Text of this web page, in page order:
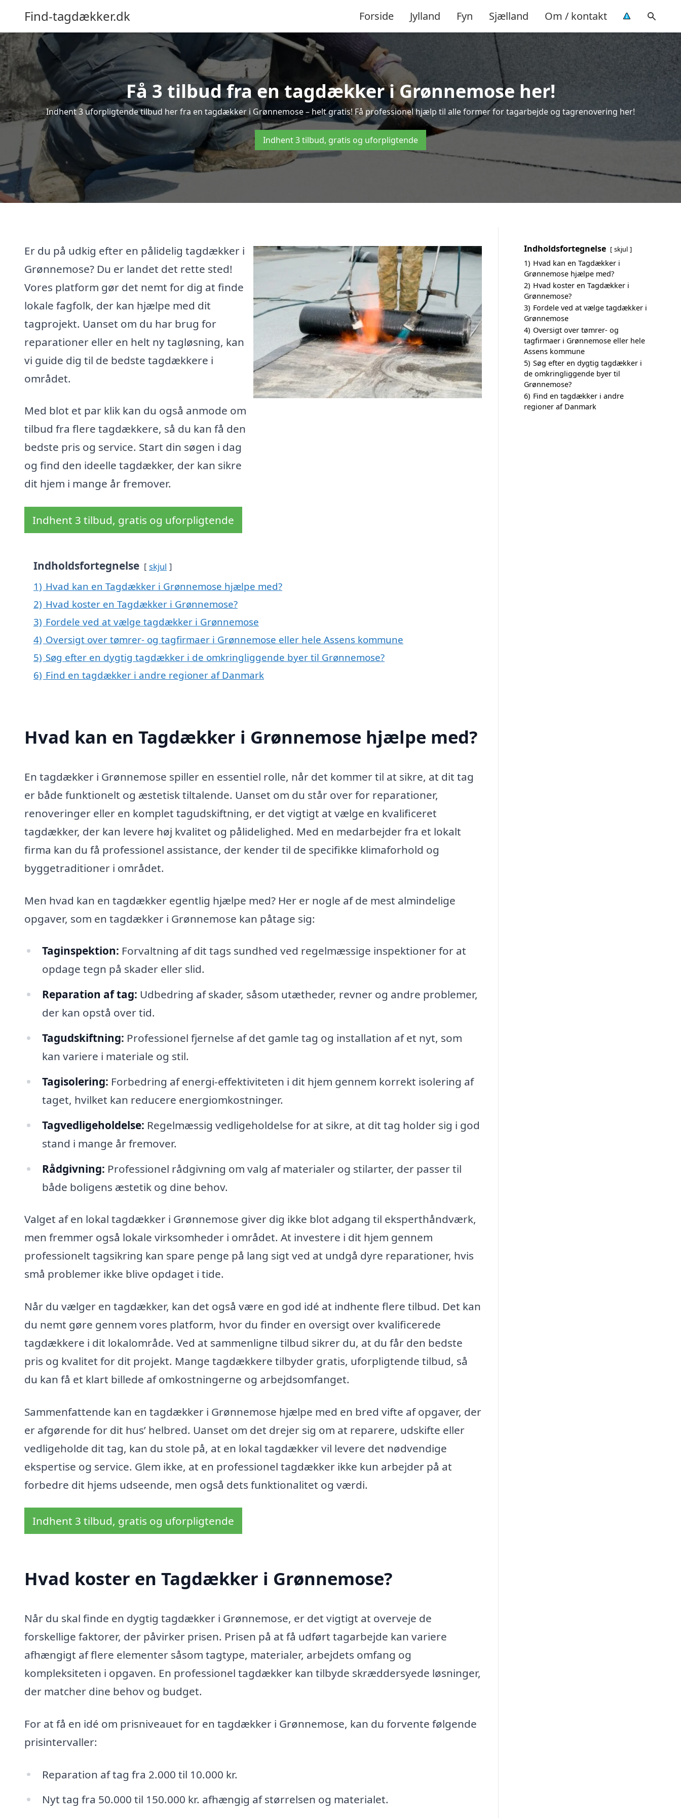
Find-tagdækker.dk Forside Jylland Fyn Sjælland Om / kontakt
Få 3 tilbud fra en tagdækker i Grønnemose her!
Indhent 3 uforpligtende tilbud her fra en tagdækker i Grønnemose – helt gratis! Få professionel hjælp til alle former for tagarbejde og tagrenovering her!
Indhent 3 tilbud, gratis og uforpligtende
Er du på udkig efter en pålidelig tagdækker i
Grønnemose? Du er landet det rette sted!
Vores platform gør det nemt for dig at finde
lokale fagfolk, der kan hjælpe med dit
tagprojekt. Uanset om du har brug for
reparationer eller en helt ny tagløsning, kan
vi guide dig til de bedste tagdækkere i
området.
Med blot et par klik kan du også anmode om
tilbud fra flere tagdækkere, så du kan få den
bedste pris og service. Start din søgen i dag
og find den ideelle tagdækker, der kan sikre
dit hjem i mange år fremover.
Indhent 3 tilbud, gratis og uforpligtende
Indholdsfortegnelse skjul
1) Hvad kan en Tagdækker i Grønnemose hjælpe med?
2) Hvad koster en Tagdækker i Grønnemose?
3) Fordele ved at vælge tagdækker i Grønnemose
4) Oversigt over tømrer- og tagfirmaer i Grønnemose eller hele Assens kommune
5) Søg efter en dygtig tagdækker i de omkringliggende byer til Grønnemose?
6) Find en tagdækker i andre regioner af Danmark
Hvad kan en Tagdækker i Grønnemose hjælpe med?
En tagdækker i Grønnemose spiller en essentiel rolle, når det kommer til at sikre, at dit tag
er både funktionelt og æstetisk tiltalende. Uanset om du står over for reparationer,
renoveringer eller en komplet tagudskiftning, er det vigtigt at vælge en kvalificeret
tagdækker, der kan levere høj kvalitet og pålidelighed. Med en medarbejder fra et lokalt
firma kan du få professionel assistance, der kender til de specifikke klimaforhold og
byggetraditioner i området.
Men hvad kan en tagdækker egentlig hjælpe med? Her er nogle af de mest almindelige
opgaver, som en tagdækker i Grønnemose kan påtage sig:
Taginspektion: Forvaltning af dit tags sundhed ved regelmæssige inspektioner for at
opdage tegn på skader eller slid.
Reparation af tag: Udbedring af skader, såsom utætheder, revner og andre problemer,
der kan opstå over tid.
Tagudskiftning: Professionel fjernelse af det gamle tag og installation af et nyt, som
kan variere i materiale og stil.
Tagisolering: Forbedring af energi-effektiviteten i dit hjem gennem korrekt isolering af
taget, hvilket kan reducere energiomkostninger.
Tagvedligeholdelse: Regelmæssig vedligeholdelse for at sikre, at dit tag holder sig i god
stand i mange år fremover.
Rådgivning: Professionel rådgivning om valg af materialer og stilarter, der passer til
både boligens æstetik og dine behov.
Valget af en lokal tagdækker i Grønnemose giver dig ikke blot adgang til eksperthåndværk,
men fremmer også lokale virksomheder i området. At investere i dit hjem gennem
professionelt tagsikring kan spare penge på lang sigt ved at undgå dyre reparationer, hvis
små problemer ikke blive opdaget i tide.
Når du vælger en tagdækker, kan det også være en god idé at indhente flere tilbud. Det kan
du nemt gøre gennem vores platform, hvor du finder en oversigt over kvalificerede
tagdækkere i dit lokalområde. Ved at sammenligne tilbud sikrer du, at du får den bedste
pris og kvalitet for dit projekt. Mange tagdækkere tilbyder gratis, uforpligtende tilbud, så
du kan få et klart billede af omkostningerne og arbejdsomfanget.
Sammenfattende kan en tagdækker i Grønnemose hjælpe med en bred vifte af opgaver, der
er afgørende for dit hus’ helbred. Uanset om det drejer sig om at reparere, udskifte eller
vedligeholde dit tag, kan du stole på, at en lokal tagdækker vil levere det nødvendige
ekspertise og service. Glem ikke, at en professionel tagdækker ikke kun arbejder på at
forbedre dit hjems udseende, men også dets funktionalitet og værdi.
Indhent 3 tilbud, gratis og uforpligtende
Hvad koster en Tagdækker i Grønnemose?
Når du skal finde en dygtig tagdækker i Grønnemose, er det vigtigt at overveje de
forskellige faktorer, der påvirker prisen. Prisen på at få udført tagarbejde kan variere
afhængigt af flere elementer såsom tagtype, materialer, arbejdets omfang og
kompleksiteten i opgaven. En professionel tagdækker kan tilbyde skræddersyede løsninger,
der matcher dine behov og budget.
For at få en idé om prisniveauet for en tagdækker i Grønnemose, kan du forvente følgende
prisintervaller:
Reparation af tag fra 2.000 til 10.000 kr.
Nyt tag fra 50.000 til 150.000 kr. afhængig af størrelsen og materialet.
Indholdsfortegnelse skjul
1) Hvad kan en Tagdækker i
Grønnemose hjælpe med?
2) Hvad koster en Tagdækker i
Grønnemose?
3) Fordele ved at vælge tagdækker i
Grønnemose
4) Oversigt over tømrer- og
tagfirmaer i Grønnemose eller hele
Assens kommune
5) Søg efter en dygtig tagdækker i
de omkringliggende byer til
Grønnemose?
6) Find en tagdækker i andre
regioner af Danmark